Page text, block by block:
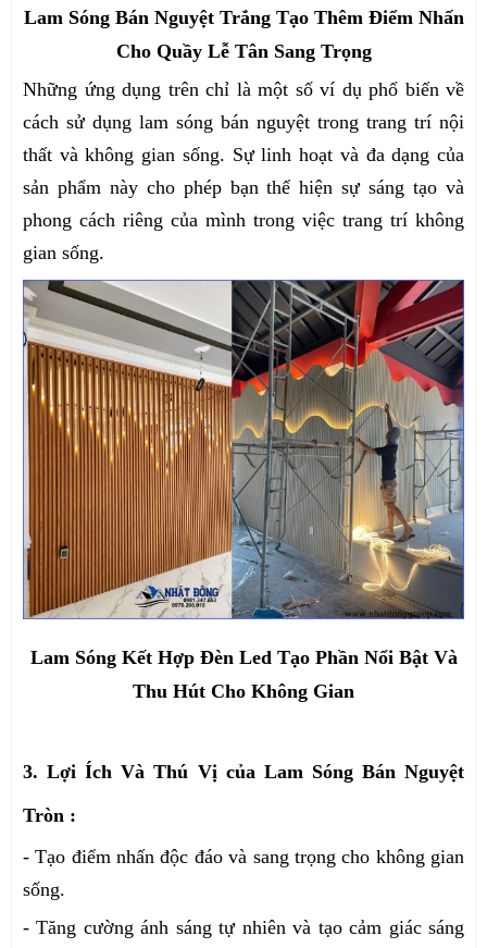
Lam Sóng Bán Nguyệt Trắng Tạo Thêm Điểm Nhấn
Cho Quầy Lễ Tân Sang Trọng
Những ứng dụng trên chỉ là một số ví dụ phổ biến về
cách sử dụng lam sóng bán nguyệt trong trang trí nội
thất và không gian sống. Sự linh hoạt và đa dạng của
sản phẩm này cho phép bạn thể hiện sự sáng tạo và
phong cách riêng của mình trong việc trang trí không
gian sống.
Lam Sóng Kết Hợp Đèn Led Tạo Phần Nổi Bật Và
Thu Hút Cho Không Gian
3. Lợi Ích Và Thú Vị của Lam Sóng Bán Nguyệt
Tròn :
- Tạo điểm nhấn độc đáo và sang trọng cho không gian
sống.
- Tăng cường ánh sáng tự nhiên và tạo cảm giác sáng